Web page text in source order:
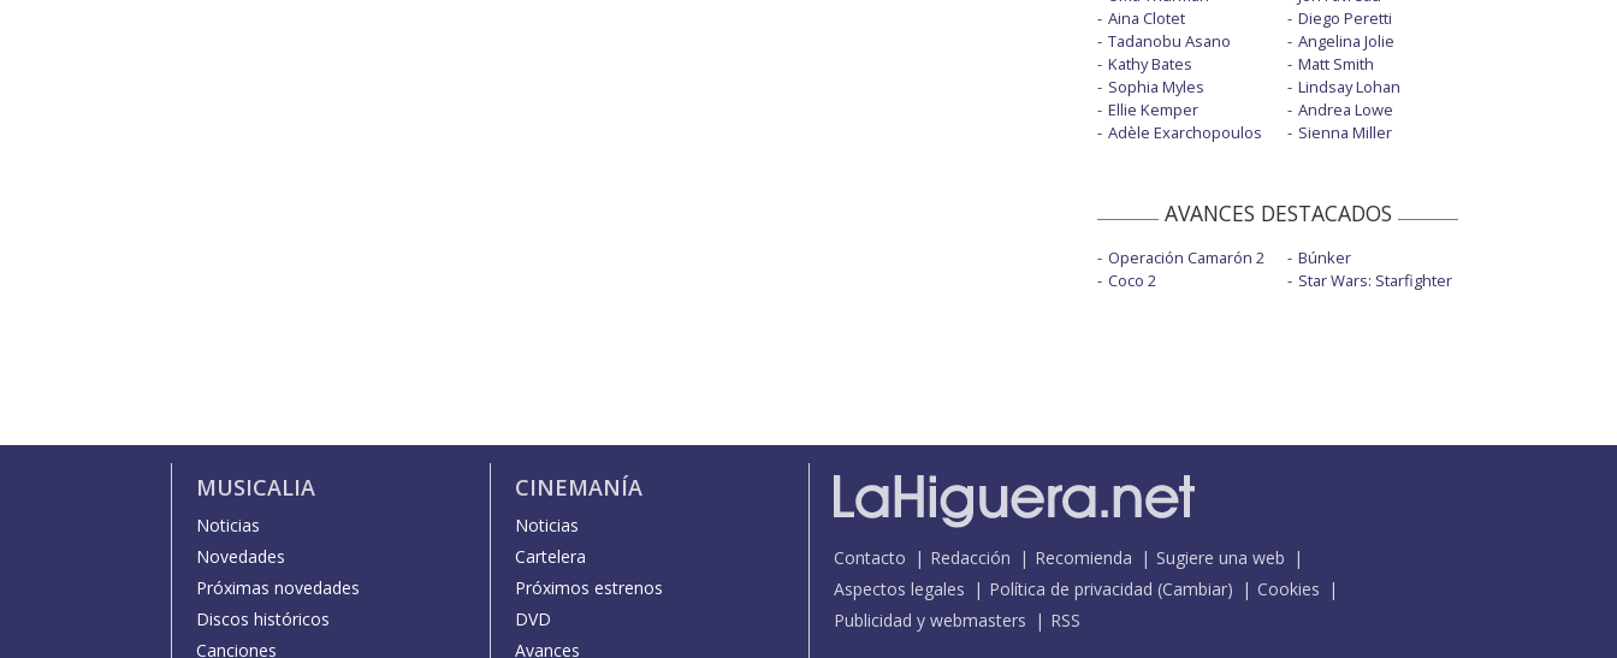
Aina Clotet
Tadanobu Asano
Kathy Bates
Sophia Myles
Ellie Kemper
Adèle Exarchopoulos
Diego Peretti
Angelina Jolie
Matt Smith
Lindsay Lohan
Andrea Lowe
Sienna Miller
AVANCES DESTACADOS
Operación Camarón 2
Coco 2
Búnker
Star Wars: Starfighter
MUSICALIA
Noticias
Novedades
Próximas novedades
Discos históricos
Canciones
CINEMANÍA
Noticias
Cartelera
Próximos estrenos
DVD
Avances
Contacto Redacción Recomienda
Sugiere una web
Aspectos legales
Política de privacidad (Cambiar)
Cookies
Publicidad y webmasters
RSS